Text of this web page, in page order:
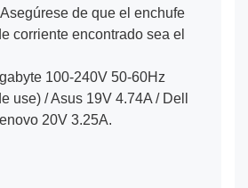
de que el enchufe
corriente encontrado sea el
100-240V 50-60Hz
use) / Asus 19V 4.74A / Dell
20V 3.25A.